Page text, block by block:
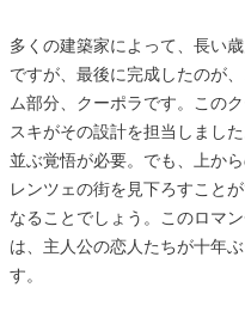
多くの建築家によって、長い
ですが、最後に完成したのが
ム部分、クーポラです。この
スキがその設計を担当しまし
並ぶ覚悟が必要。でも、上か
レンツェの街を見下ろすこと
なることでしょう。このロマ
は、主人公の恋人たちが十年
す。